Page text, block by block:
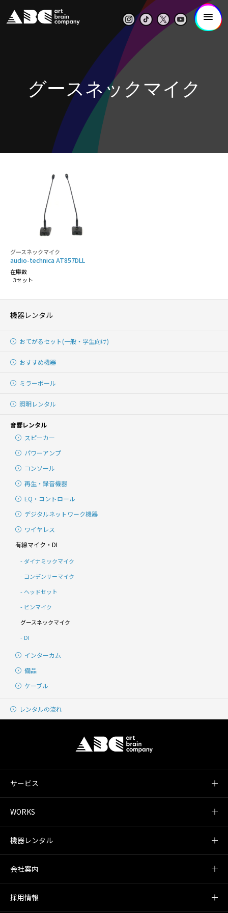
グースネックマイク
グースネックマイク
audio-technica AT857DLL
在庫数
3セット
機器レンタル
おてがるセット(一般・学生向け)
おすすめ機器
ミラーボール
照明レンタル
音響レンタル
スピーカー
パワーアンプ
コンソール
再生・録音機器
EQ・コントロール
デジタルネットワーク機器
ワイヤレス
有線マイク・DI
ダイナミックマイク
コンデンサーマイク
ヘッドセット
ピンマイク
グースネックマイク
DI
インターカム
備品
ケーブル
レンタルの流れ
サービス
WORKS
機器レンタル
会社案内
採用情報